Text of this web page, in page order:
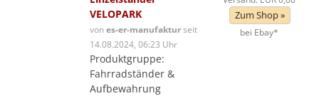
VELOPARK
vones-er-manufakturseit
14.08.2024, 06:23 Uhr
Produktgruppe:
Fahrradständer &
Aufbewahrung
Zum Shop »
bei Ebay*